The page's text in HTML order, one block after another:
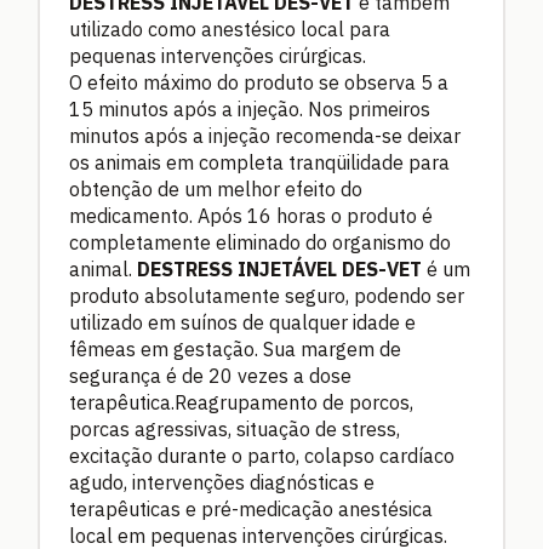
utilizado como anestésico local para
pequenas intervenções cirúrgicas.
O efeito máximo do produto se observa 5 a
15 minutos após a injeção. Nos primeiros
minutos após a injeção recomenda-se deixar
os animais em completa tranqüilidade para
obtenção de um melhor efeito do
medicamento. Após 16 horas o produto é
completamente eliminado do organismo do
animal. DESTRESS INJETÁVEL DES-VET é um
produto absolutamente seguro, podendo ser
utilizado em suínos de qualquer idade e
fêmeas em gestação. Sua margem de
segurança é de 20 vezes a dose
terapêutica.Reagrupamento de porcos,
porcas agressivas, situação de stress,
excitação durante o parto, colapso cardíaco
agudo, intervenções diagnósticas e
terapêuticas e pré-medicação anestésica
local em pequenas intervenções cirúrgicas.